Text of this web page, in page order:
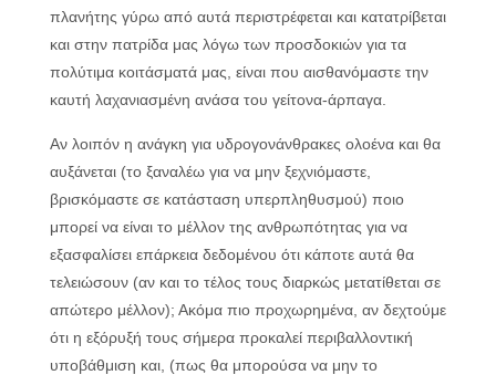
πλανήτης γύρω από αυτά περιστρέφεται και κατατρίβεται
και στην πατρίδα μας λόγω των προσδοκιών για τα
πολύτιμα κοιτάσματά μας, είναι που αισθανόμαστε την
καυτή λαχανιασμένη ανάσα του γείτονα-άρπαγα.
Αν λοιπόν η ανάγκη για υδρογονάνθρακες ολοένα και θα
αυξάνεται (το ξαναλέω για να μην ξεχνιόμαστε,
βρισκόμαστε σε κατάσταση υπερπληθυσμού) ποιο
μπορεί να είναι το μέλλον της ανθρωπότητας για να
εξασφαλίσει επάρκεια δεδομένου ότι κάποτε αυτά θα
τελειώσουν (αν και το τέλος τους διαρκώς μετατίθεται σε
απώτερο μέλλον); Ακόμα πιο προχωρημένα, αν δεχτούμε
ότι η εξόρυξή τους σήμερα προκαλεί περιβαλλοντική
υποβάθμιση και, (πως θα μπορούσα να μην το